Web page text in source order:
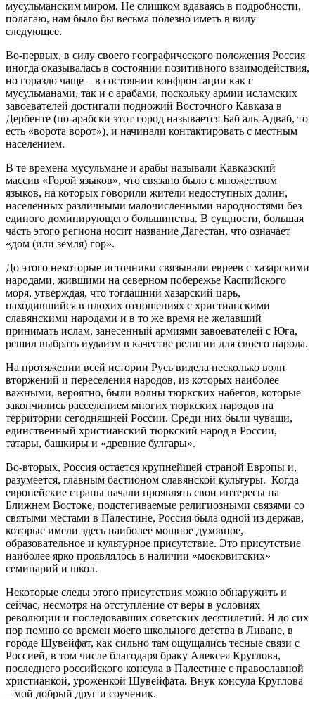
мусульманским миром. Не слишком вдаваясь в подробности,
полагаю, нам было бы весьма полезно иметь в виду
следующее.
Во-первых, в силу своего географического положения Россия
иногда оказывалась в состоянии позитивного взаимодействия,
но гораздо чаще – в состоянии конфронтации как с
мусульманами, так и с арабами, поскольку армии исламских
завоевателей достигали подножий Восточного Кавказа в
Дербенте (по-арабски этот город называется Баб аль-Адваб, то
есть «ворота ворот»), и начинали контактировать с местным
населением.
В те времена мусульмане и арабы называли Кавказский
массив «Горой языков», что связано было с множеством
языков, на которых говорили жители недоступных долин,
населенных различными малочисленными народностями без
единого доминирующего большинства. В сущности, большая
часть этого региона носит название Дагестан, что означает
«дом (или земля) гор».
До этого некоторые источники связывали евреев с хазарскими
народами, жившими на северном побережье Каспийского
моря, утверждая, что тогдашний хазарский царь,
находившийся в плохих отношениях с христианскими
славянскими народами и в то же время не желавший
принимать ислам, занесенный армиями завоевателей с Юга,
решил выбрать иудаизм в качестве религии для своего народа.
На протяжении всей истории Русь видела несколько волн
вторжений и переселения народов, из которых наиболее
важными, вероятно, были волны тюркских набегов, которые
закончились расселением многих тюркских народов на
территории сегодняшней России. Среди них были чуваши,
единственный христианский тюркский народ в России,
татары, башкиры и «древние булгары».
Во-вторых, Россия остается крупнейшей страной Европы и,
разумеется, главным бастионом славянской культуры. Когда
европейские страны начали проявлять свои интересы на
Ближнем Востоке, подстегиваемые религиозными связями со
святыми местами в Палестине, Россия была одной из держав,
которые имели здесь наиболее мощное духовное,
образовательное и культурное присутствие. Это присутствие
наиболее ярко проявлялось в наличии «московитских»
семинарий и школ.
Некоторые следы этого присутствия можно обнаружить и
сейчас, несмотря на отступление от веры в условиях
революции и последовавших советских десятилетий. Я до сих
пор помню со времен моего школьного детства в Ливане, в
городе Шувейфат, как сильно там ощущались тесные связи с
Россией, в том числе благодаря браку Алексея Круглова,
последнего российского консула в Палестине с православной
христианкой, уроженкой Шувейфата. Внук консула Круглова
– мой добрый друг и соученик.